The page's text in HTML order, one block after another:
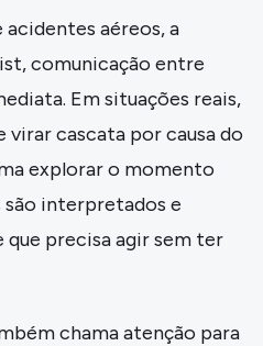
aéreos, a
comunicação entre
Em situações reais,
virar cascata por causa do
explorar o momento
são interpretados e
que precisa agir sem ter
chama atenção para